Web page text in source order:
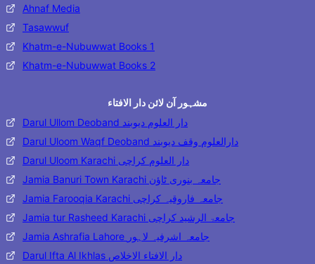
Ahnaf Media
Tasawwuf
Khatm-e-Nubuwwat Books 1
Khatm-e-Nubuwwat Books 2
مشہور آن لائن دار الافتاء
Darul Ullom Deoband دار العلوم دیوبند
Darul Uloom Waqf Deoband دارالعلوم وقف دیوبند
Darul Uloom Karachi دار العلوم کراچی
Jamia Banuri Town Karachi جامعہ بنوری ٹاؤن
Jamia Farooqia Karachi جامعہ فاروقیہ کراچی
Jamia tur Rasheed Karachi جامعۃ الرشید کراچی
Jamia Ashrafia Lahore جامعہ اشرفیہ لاہور
Darul Ifta Al Ikhlas دار الافتاء الاخلاص